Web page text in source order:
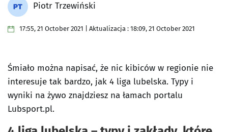
Piotr Trzewiński
17:55, 21 October 2021 | Aktualizacja : 18:09, 21 October 2021
Śmiało można napisać, że nic kibiców w regionie nie
interesuje tak bardzo, jak 4 liga lubelska. Typy i
wyniki na żywo znajdziesz na łamach portalu
Lubsport.pl.